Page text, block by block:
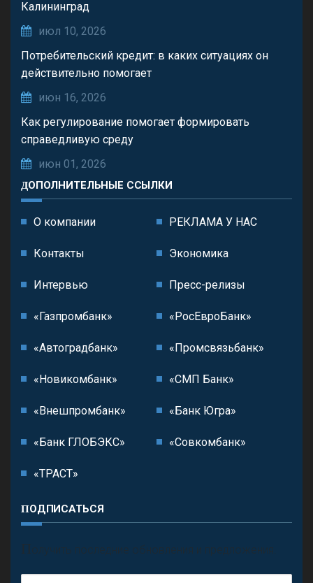
Калининград
июл 10, 2026
Потребительский кредит: в каких ситуациях он
действительно помогает
июн 16, 2026
Как регулирование помогает формировать
справедливую среду
июн 01, 2026
ДОПОЛНИТЕЛЬНЫЕ ССЫЛКИ
О компании РЕКЛАМА У НАС
Контакты Экономика
Интервью Пресс-релизы
«Газпромбанк» «РосЕвроБанк»
«Автоградбанк» «Промсвязьбанк»
«Новикомбанк» «СМП Банк»
«Внешпромбанк» «Банк Югра»
«Банк ГЛОБЭКС» «Совкомбанк»
«ТРАСТ»
ПОДПИСАТЬСЯ
П олучить последние обновления и предложения.